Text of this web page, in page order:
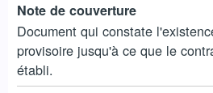
Note de couverture
Document qui constate
provisoire jusqu'à ce que le
établi.